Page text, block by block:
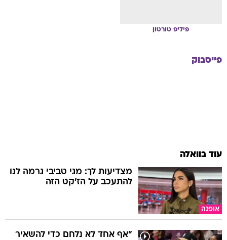
פיליפ טורטון
פייסבוק
עוד בוואלה
אופנה
מצדיעות לך: מגי טביבי גרמה לנו
להתעכב על הז'קט הזה
"אף אחד לא נלחם כדי להשאיר